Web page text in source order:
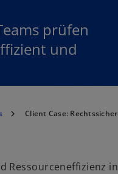
prüfen
und
Client Case:
Ressourceneffizienz